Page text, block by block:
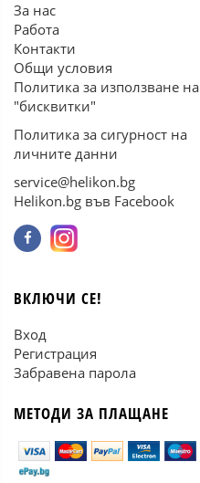
За нас
Работа
Контакти
Общи условия
Политика за използване на
"бисквитки"
Политика за сигурност на
личните данни
service@helikon.bg
Helikon.bg във Facebook
ВКЛЮЧИ СЕ!
Вход
Регистрация
Забравена парола
МЕТОДИ ЗА ПЛАЩАНЕ